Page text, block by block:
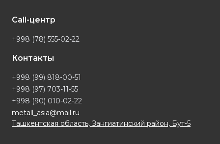
Call-центр
+998 (78) 555-02-22
Контакты
+998 (99) 818-00-51
+998 (97) 703-11-55
+998 (90) 010-02-22
metall_asia@mail.ru
Ташкентская область, Зангиатинский район, Бут-5